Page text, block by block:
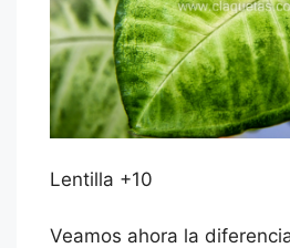
Lentilla +10
Veamos ahora la